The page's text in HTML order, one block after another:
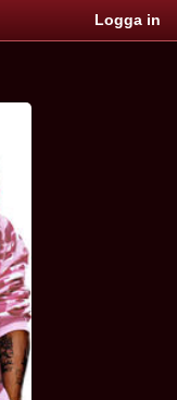
Logga in